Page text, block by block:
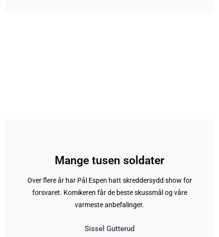
Mange tusen soldater
Over flere år har Pål Espen hatt skreddersydd show for
forsvaret. Komikeren får de beste skussmål og våre
varmeste anbefalinger.
Sissel Gutterud